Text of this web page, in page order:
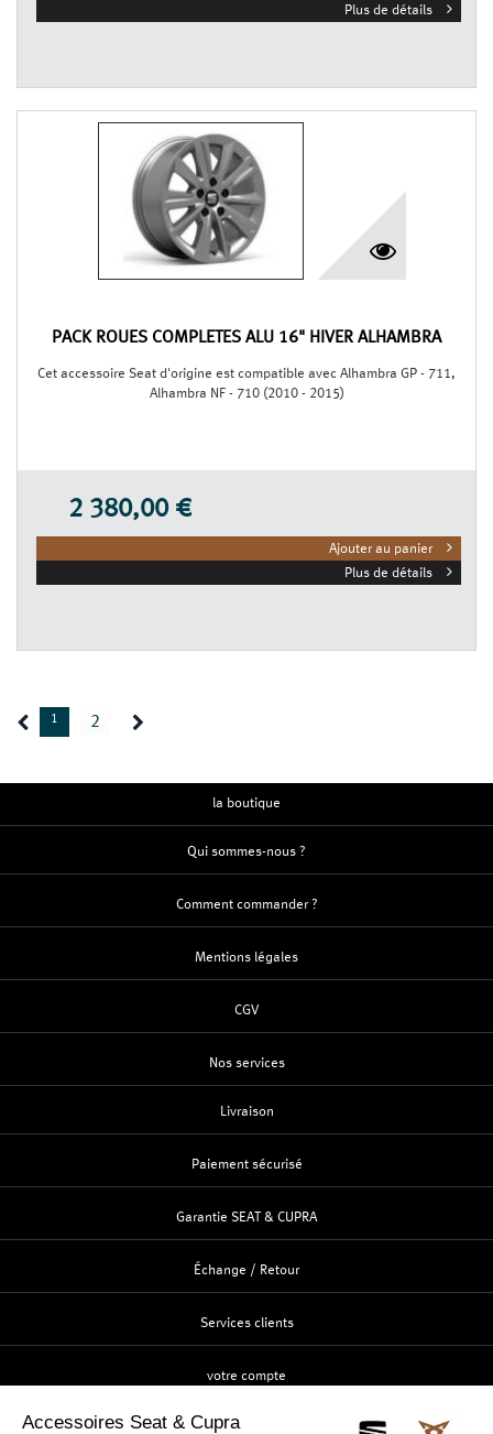
Plus de détails
PACK ROUES COMPLÈTES ALU 16" HIVER ALHAMBRA
Cet accessoire Seat d'origine est compatible avec Alhambra GP - 711,
Alhambra NF - 710 (2010 - 2015)
2 380,00 €
Ajouter au panier
Plus de détails
1 2
la boutique
Qui sommes-nous ?
Comment commander ?
Mentions légales
CGV
Nos services
Livraison
Paiement sécurisé
Garantie SEAT & CUPRA
Échange / Retour
Services clients
votre compte
Création